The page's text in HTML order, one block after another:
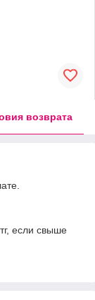
возврата
если свыше